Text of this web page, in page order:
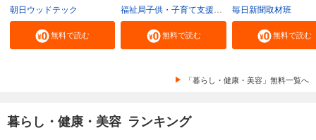
朝日ウッドテック
無料で読む
福祉局子供・子育て支援部家庭支援課 東京都
無料で読む
毎日新聞取材班
無料で読む
「暮らし・健康・美容」無料一覧へ
暮らし・健康・美容 ランキング